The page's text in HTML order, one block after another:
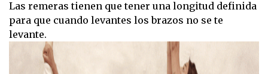
Las remeras tienen que tener una longitud definida
para que cuando levantes los brazos no se te
levante.